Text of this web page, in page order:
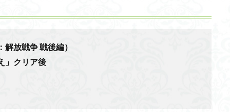
放戦争 戦後編）
」クリア後